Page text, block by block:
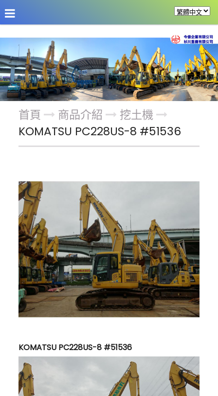
公司介紹 最新消息 改裝機具
首頁 商品介紹
挖土機
KOMATSU PC228US-8 #51536
KOMATSU PC228US-8 #51536